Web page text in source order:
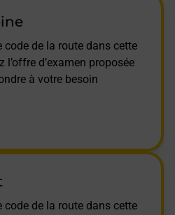
code de la route dans cette
l’offre d’examen proposée
à votre besoin
code de la route dans cette